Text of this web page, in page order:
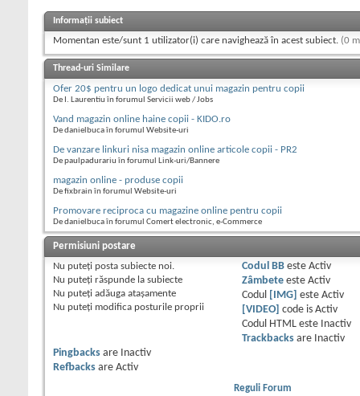
Informații subiect
Momentan este/sunt 1 utilizator(i) care navighează în acest subiect. (0
Thread-uri Similare
Ofer 20$ pentru un logo dedicat unui magazin pentru copii
De I. Laurentiu în forumul Servicii web / Jobs
Vand magazin online haine copii - KIDO.ro
De danielbuca în forumul Website-uri
De vanzare linkuri nisa magazin online articole copii - PR2
De paulpadurariu în forumul Link-uri/Bannere
magazin online - produse copii
De fixbrain în forumul Website-uri
Promovare reciproca cu magazine online pentru copii
De danielbuca în forumul Comert electronic, e-Commerce
Permisiuni postare
Nu puteţi posta subiecte noi.
Nu puteţi răspunde la subiecte
Nu puteţi adăuga ataşamente
Nu puteţi modifica posturile proprii
Codul BBeste Activ
Zâmbeteeste Activ
Codul
[IMG] este Activ
[VIDEO]
code is Activ
Codul HTML este
Inactiv
Trackbacksare
Inactiv
Pingbacks are
Inactiv
Refbacks are Activ
Reguli Forum